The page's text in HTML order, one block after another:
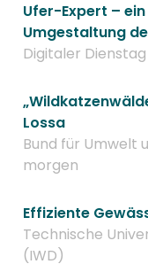
Ufer-Expert –
Umgestaltung
Digitaler
Lossa
Bund für Umwelt
morgen
Effiziente
Technische
(IWD)